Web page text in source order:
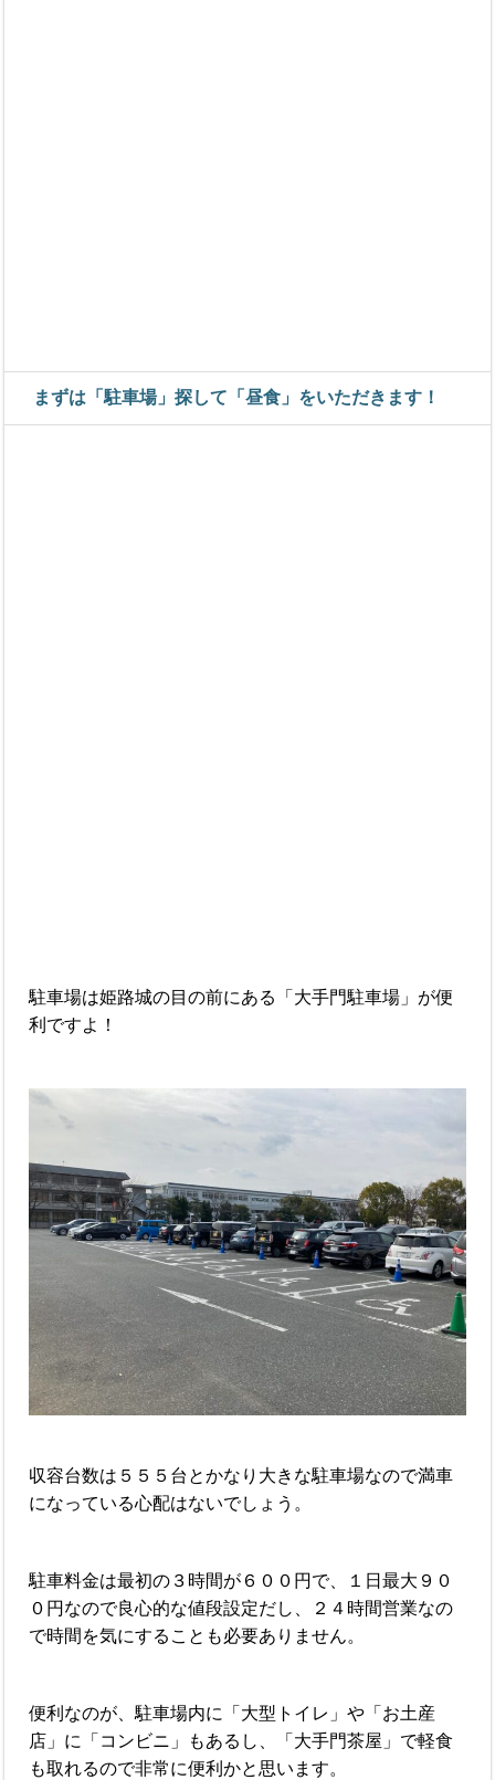
まずは「駐車場」探して「昼食」をいただきます！
駐車場は姫路城の目の前にある「大手門駐車場」が便
利ですよ！
収容台数は５５５台とかなり大きな駐車場なので満車
になっている心配はないでしょう。
駐車料金は最初の３時間が６００円で、１日最大９０
０円なので良心的な値段設定だし、２４時間営業なの
で時間を気にすることも必要ありません。
便利なのが、駐車場内に「大型トイレ」や「お土産
店」に「コンビニ」もあるし、「大手門茶屋」で軽食
も取れるので非常に便利かと思います。